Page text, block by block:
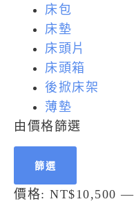
床包
床墊
床頭片
床頭箱
後掀床架
薄墊
由價格篩選
篩選
價格: NT$10,500 —